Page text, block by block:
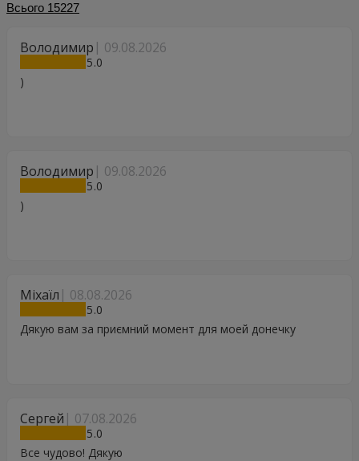
Всього 15227
Володимир 09.08.2026
5
)
Володимир 09.08.2026
5
)
Міхаїл 08.08.2026
5
Дякую вам за приємний момент для моей донечку
Сергей 07.08.2026
5
Все чудово! Дякую